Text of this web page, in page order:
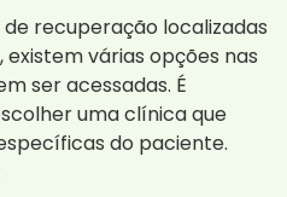
recuperação localizadas
várias opções nas
ser acessadas. É
uma clínica que
do paciente.